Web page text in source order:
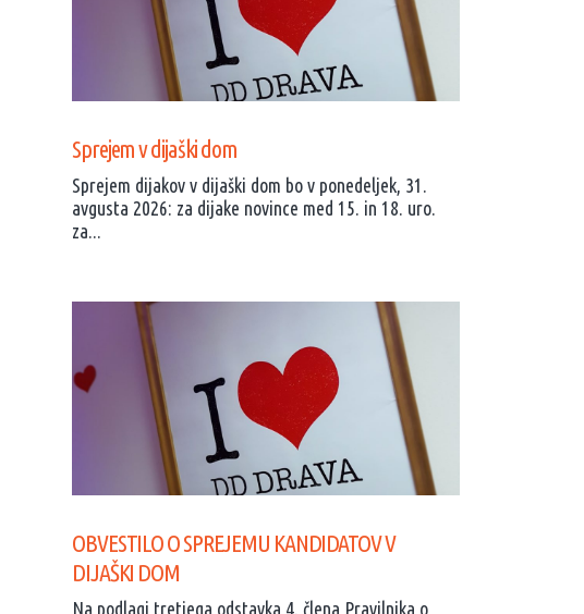
Sprejem v dijaški dom
Sprejem dijakov v dijaški dom bo v ponedeljek, 31.
avgusta 2026: za dijake novince med 15. in 18. uro.
za...
OBVESTILO O SPREJEMU KANDIDATOV V
DIJAŠKI DOM
Na podlagi tretjega odstavka 4. člena Pravilnika o